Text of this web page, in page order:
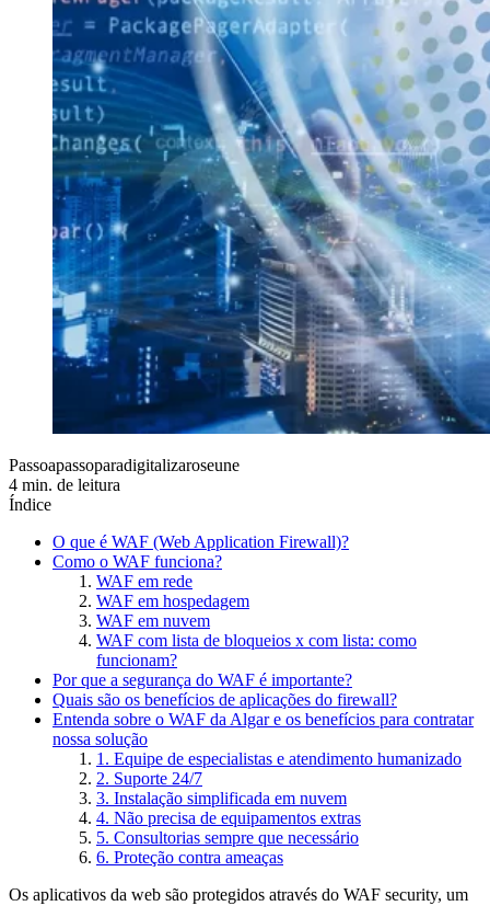
Passoapassoparadigitalizaroseune
4 min. de leitura
Índice
O que é WAF (Web Application Firewall)?
Como o WAF funciona?
WAF em rede
WAF em hospedagem
WAF em nuvem
WAF com lista de bloqueios x com lista: como
funcionam?
Por que a segurança do WAF é importante?
Quais são os benefícios de aplicações do firewall?
Entenda sobre o WAF da Algar e os benefícios para contratar
nossa solução
1. Equipe de especialistas e atendimento humanizado
2. Suporte 24/7
3. Instalação simplificada em nuvem
4. Não precisa de equipamentos extras
5. Consultorias sempre que necessário
6. Proteção contra ameaças
Os aplicativos da web são protegidos através do WAF security, um